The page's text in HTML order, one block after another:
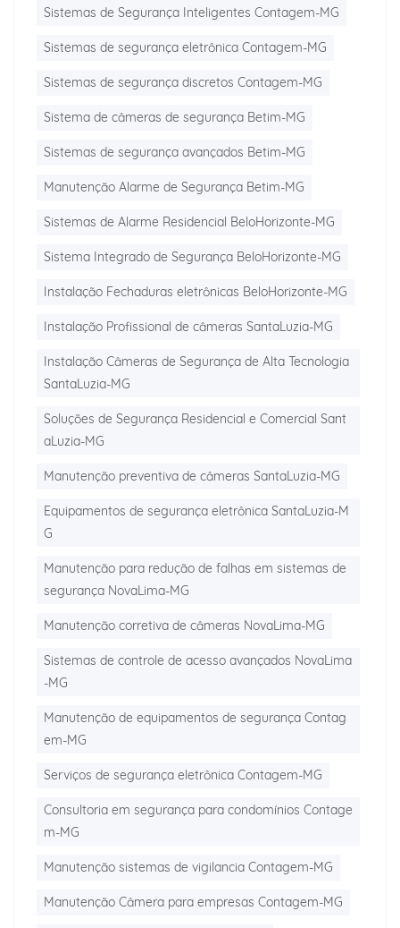
Sistemas de Segurança Inteligentes Contagem-MG
Sistemas de segurança eletrônica Contagem-MG
Sistemas de segurança discretos Contagem-MG
Sistema de câmeras de segurança Betim-MG
Sistemas de segurança avançados Betim-MG
Manutenção Alarme de Segurança Betim-MG
Sistemas de Alarme Residencial BeloHorizonte-MG
Sistema Integrado de Segurança BeloHorizonte-MG
Instalação Fechaduras eletrônicas BeloHorizonte-MG
Instalação Profissional de câmeras SantaLuzia-MG
Instalação Câmeras de Segurança de Alta Tecnologia
SantaLuzia-MG
Soluções de Segurança Residencial e Comercial Sant
aLuzia-MG
Manutenção preventiva de câmeras SantaLuzia-MG
Equipamentos de segurança eletrônica SantaLuzia-M
G
Manutenção para redução de falhas em sistemas de
segurança NovaLima-MG
Manutenção corretiva de câmeras NovaLima-MG
Sistemas de controle de acesso avançados NovaLima
-MG
Manutenção de equipamentos de segurança Contag
em-MG
Serviços de segurança eletrônica Contagem-MG
Consultoria em segurança para condomínios Contage
m-MG
Manutenção sistemas de vigilancia Contagem-MG
Manutenção Câmera para empresas Contagem-MG